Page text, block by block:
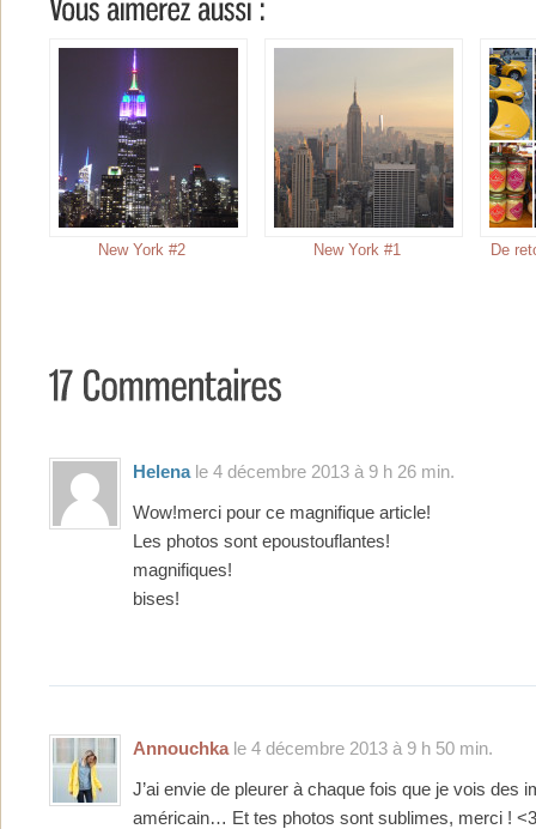
New York #2 New York #1 De
Helenale 4 décembre 2013 à 9 h 26 min.
Wow!merci pour ce magnifique article!
Les photos sont epoustouflantes!
magnifiques!
bises!
Annouchkale 4 décembre 2013 à 9 h 50 min.
J’ai envie de pleurer à chaque fois que je vois des
américain… Et tes photos sont sublimes, merci !